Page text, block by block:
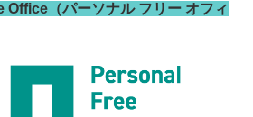
（パーソナル フリー オフィ